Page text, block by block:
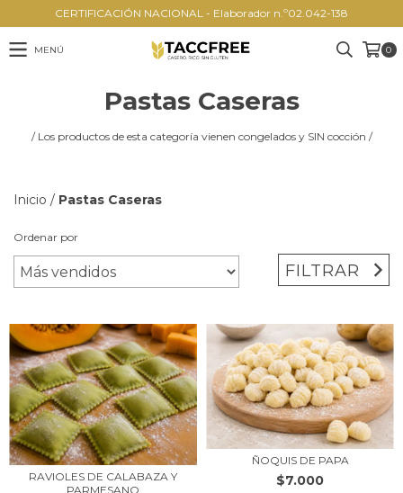
CERTIFICACIÓN NACIONAL - Elaborador n.º02.042-138
MENÚ 0
Pastas Caseras
/ Los productos de esta categoría vienen congelados y SIN cocción /
Inicio / Pastas Caseras
Ordenar por
FILTRAR
RAVIOLES DE CALABAZA Y
PARMESANO
ÑOQUIS DE PAPA
$7.000